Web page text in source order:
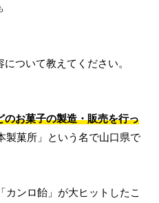
ついて教えてください。
のお菓子の製造・販売を行っ
製菓所」という名で山口県で
カンロ飴」が大ヒットしたこ